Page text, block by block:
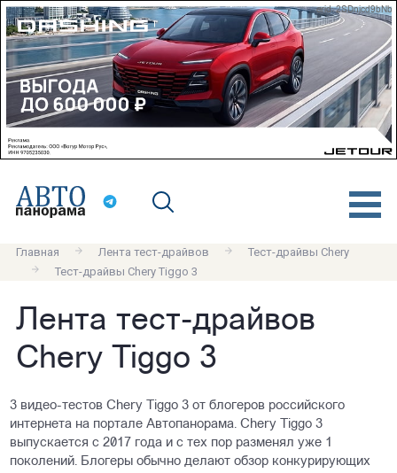
erid: 2SDnjcd9bNb
Главная Лента тест-драйвов
Тест-драйвы Chery
Тест-драйвы Chery Tiggo 3
Лента тест-драйвов
Chery Tiggo 3
3 видео-тестов Chery Tiggo 3 от блогеров российского
интернета на портале Автопанорама. Chery Tiggo 3
выпускается с 2017 года и с тех пор разменял уже 1
поколений. Блогеры обычно делают обзор конкурирующих